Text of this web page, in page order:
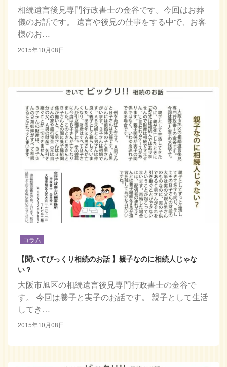
相続遺言後見専門行政書士の金谷です。今回はお葬
儀のお話です。 遺言や後見の仕事をする中で、お客
様のお…
2015年10月08日
コラム
【聞いてびっくり相続のお話 】親子なのに相続人じゃな
い？
大阪市旭区の相続遺言後見専門行政書士の金谷で
す。 今回は養子と実子のお話です。 親子として生活
してき…
2015年10月08日